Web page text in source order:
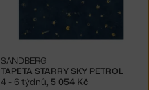
TAPETA STARRY SKY PETROL
SANDBERG
4 - 6 týdnů, 5 054 Kč